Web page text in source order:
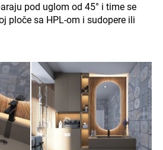
pod uglom od 45° i time se
ploče sa HPL-om i sudopere ili